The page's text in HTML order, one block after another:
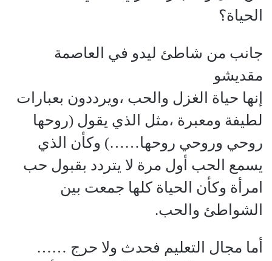
الحياة؟
جانب من شاطئ ليدو في العاصمة
مقديشو
إنها حياة الغزل والحب ،ويرددون بعبارات
لطيفة ومعبرة ،مثل الذي يقول (روحها
روحي وروحي روحها……) وكأن الذي
يسمع الحب أول مرة لا يتردد بقبول حب
امرأة وكأن الحياة كلها جمعت بين
الشواطئ والحب.
أما مجال التعليم فحدث ولا حرج ……